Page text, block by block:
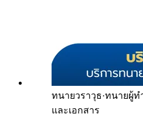
ทนายวราวุธ·ทนายผู้ท
และเอกสาร